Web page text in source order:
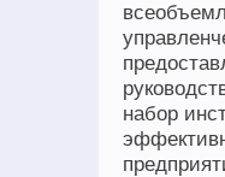
набор